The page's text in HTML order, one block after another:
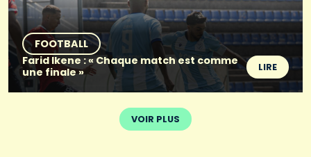
FOOTBALL
Farid Ikene : « Chaque match est comme
une finale »
LIRE
VOIR PLUS